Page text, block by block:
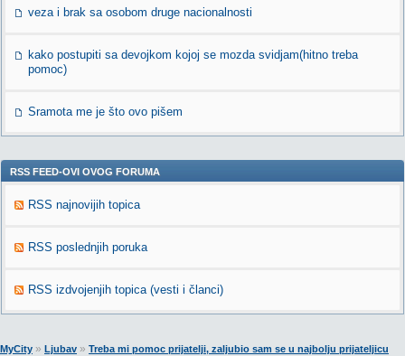
veza i brak sa osobom druge nacionalnosti
kako postupiti sa devojkom kojoj se mozda svidjam(hitno treba
pomoc)
Sramota me je što ovo pišem
RSS FEED-OVI OVOG FORUMA
RSS najnovijih topica
RSS poslednjih poruka
RSS izdvojenjih topica (vesti i članci)
MyCity » Ljubav » Treba mi pomoc prijatelji, zaljubio sam se u najbolju prijateljicu